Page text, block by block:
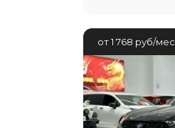
от 1 768 руб/мес